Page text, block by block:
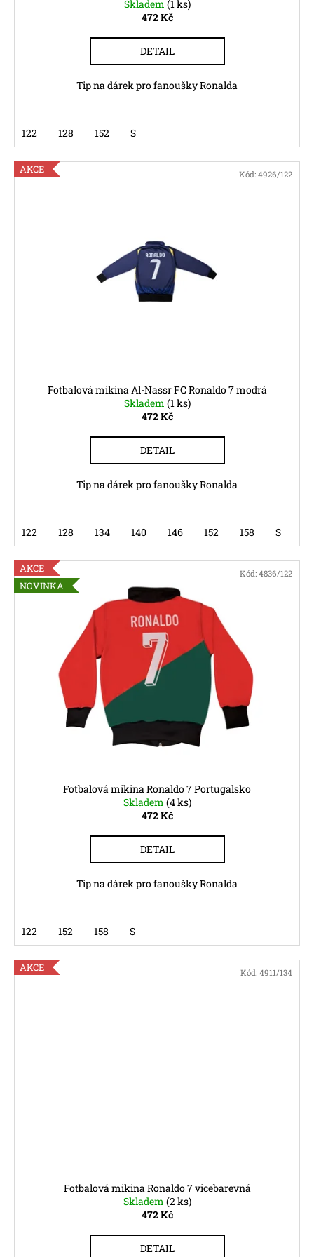
Skladem (1 ks)
472 Kč
DETAIL
Tip na dárek pro fanoušky Ronalda
122 128 152 S
AKCE
Fotbalová mikina Al-Nassr FC Ronaldo 7 modrá
Skladem (1 ks)
472 Kč
DETAIL
Tip na dárek pro fanoušky Ronalda
122 128 134 140 146 152 158 S
Kód: 4926/122
AKCE
NOVINKA
Fotbalová mikina Ronaldo 7 Portugalsko
Skladem (4 ks)
472 Kč
DETAIL
Tip na dárek pro fanoušky Ronalda
122 152 158 S
Kód: 4836/122
AKCE
Fotbalová mikina Ronaldo 7 vicebarevná
Skladem (2 ks)
472 Kč
DETAIL
Kód: 4911/134